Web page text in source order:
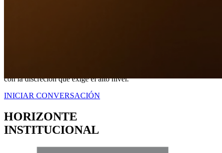
con la discreción que exige el alto nivel.
INICIAR CONVERSACIÓN
HORIZONTE
INSTITUCIONAL